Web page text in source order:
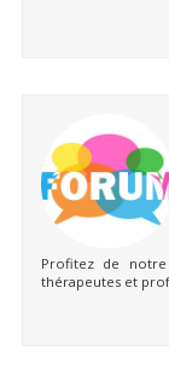
Profitez de
thérapeutes et